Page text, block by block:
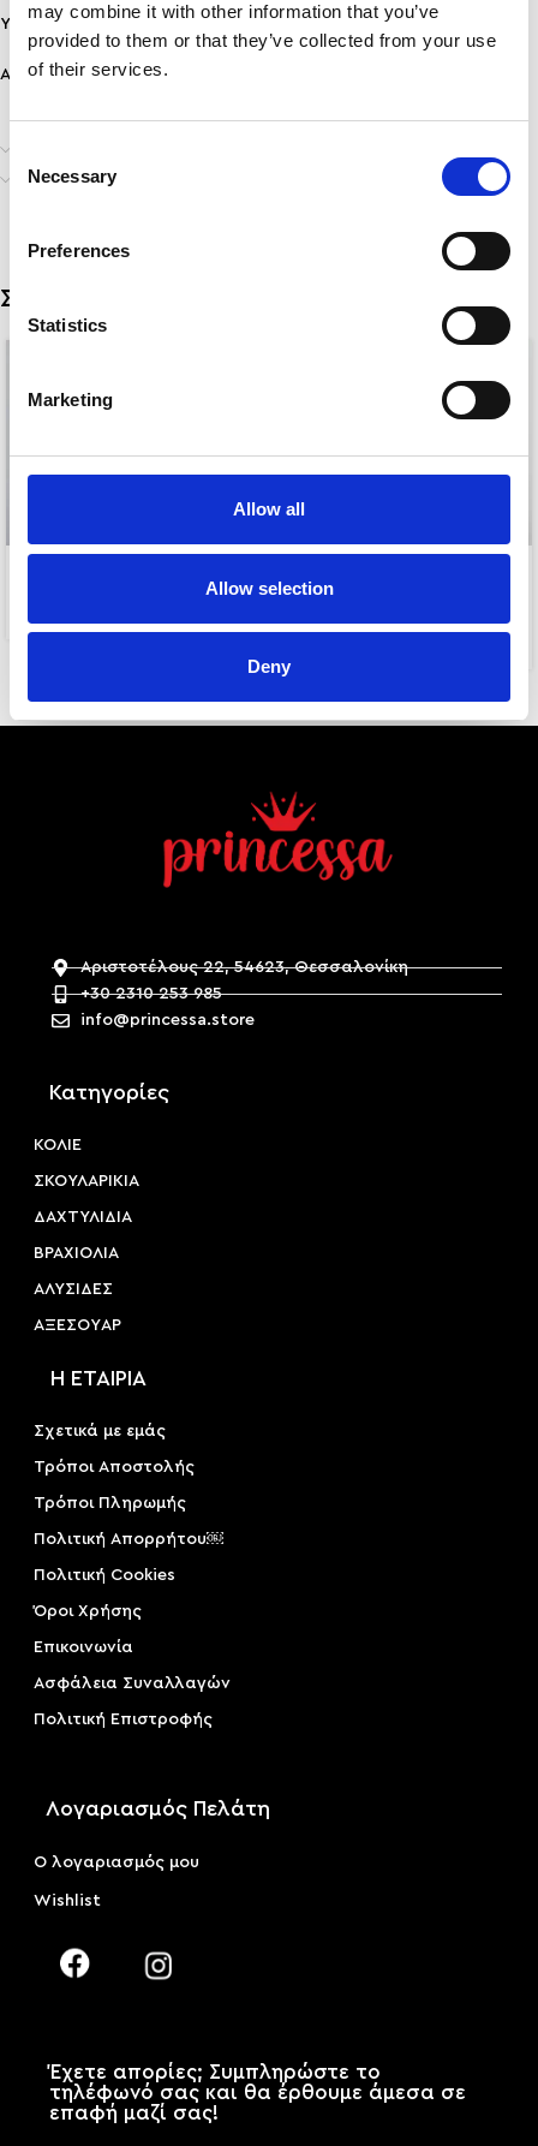
may combine it with other information that you’ve
provided to them or that they’ve collected from your use
of their services.
Consent
Selection
Necessary
Preferences
Statistics
Marketing
Allow all
Allow selection
Deny
Υλικό: Ανοξείδωτο Ατσάλι
Ανθεκτικότητα: Ανθεκτικό σε νερό & άρωμα, δε μαυρίζει!
Αποστολή & Παράδοση
Σχετικά προϊόντα
NAOMI BLACK
Αριστοτέλους 22, 54623, Θεσσαλονίκη
+30 2310 253 985
info@princessa.store
Κατηγορίες
ΚΟΛΙΕ
ΣΚΟΥΛΑΡΙΚΙΑ
ΔΑΧΤΥΛΙΔΙΑ
ΒΡΑΧΙΟΛΙΑ
ΑΛΥΣΙΔΕΣ
ΑΞΕΣΟΥAΡ
Η ΕΤΑΙΡΙΑ
Σχετικά με εμάς
Τρόποι Αποστολής
Τρόποι Πληρωμής
Πολιτική Απορρήτου￼
Πολιτική Cookies
Όροι Χρήσης
Επικοινωνία
Ασφάλεια Συναλλαγών
Πολιτική Επιστροφής
Λογαριασμός Πελάτη
Ο λογαριασμός μου
Wishlist
Έχετε απορίες; Συμπληρώστε το
τηλέφωνό σας και θα έρθουμε άμεσα σε
επαφή μαζί σας!